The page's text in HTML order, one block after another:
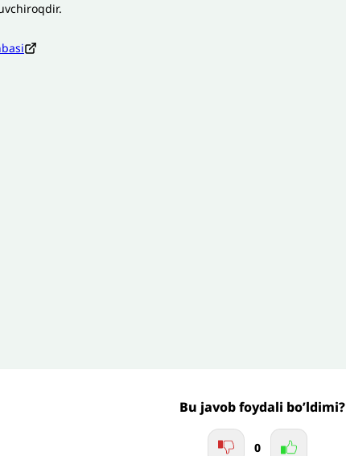
Bu javob foydali bo’ldimi?
0